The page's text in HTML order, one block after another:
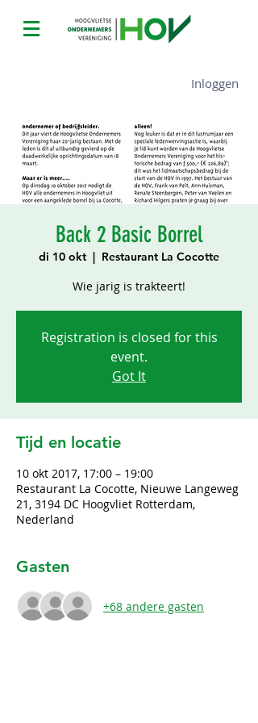
Inloggen
Back 2 Basic Borrel
di 10 okt
  |
Restaurant La Cocotte
Wie jarig is trakteert!
Registration is closed for this
event.
Got It
Tijd en locatie
10 okt 2017, 17:00 – 19:00
Restaurant La Cocotte, Nieuwe Langeweg
21, 3194 DC Hoogvliet Rotterdam,
Nederland
Gasten
+68 andere gasten